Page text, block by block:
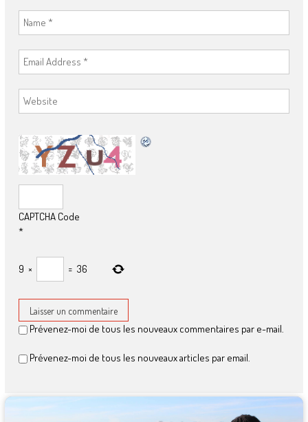
CAPTCHA Code
*
9 × = 36
Prévenez-moi de tous les nouveaux commentaires par e-mail.
Prévenez-moi de tous les nouveaux articles par email.